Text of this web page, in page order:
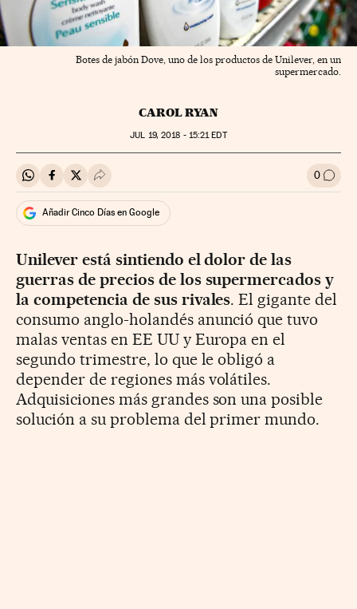
Botes de jabón Dove, uno de los productos de Unilever, en un
supermercado.
CAROL RYAN
JUL 19, 2018 - 15:21EDT
Compartir en Whatsapp
Compartir en Facebook
Compartir en Twitter
Desplegar Redes Sociales 0 Ir a
Añadir Cinco Días en Google
Unilever está sintiendo el dolor de las
guerras de precios de los supermercados y
la competencia de sus rivales. El gigante del
consumo anglo-holandés anunció que tuvo
malas ventas en EE UU y Europa en el
segundo trimestre, lo que le obligó a
depender de regiones más volátiles.
Adquisiciones más grandes son una posible
solución a su problema del primer mundo.